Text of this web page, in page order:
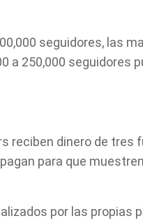
seguidores, las
a 250,000 seguidores
reciben dinero de tres
para que
por las propias